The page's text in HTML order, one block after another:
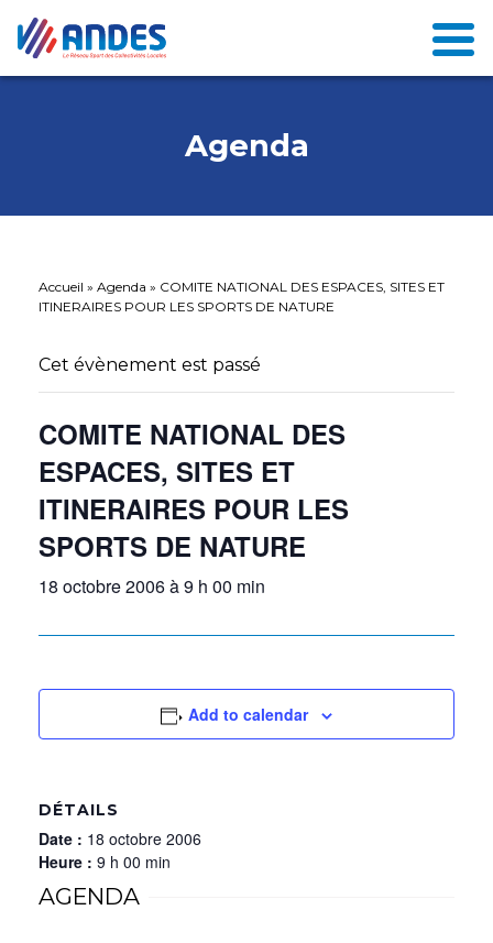
Agenda
Accueil » Agenda » COMITE NATIONAL DES ESPACES, SITES ET
ITINERAIRES POUR LES SPORTS DE NATURE
Cet évènement est passé
COMITE NATIONAL DES
ESPACES, SITES ET
ITINERAIRES POUR LES
SPORTS DE NATURE
18 octobre 2006 à 9 h 00 min
Add to calendar
DÉTAILS
Date : 18 octobre 2006
Heure : 9 h 00 min
AGENDA